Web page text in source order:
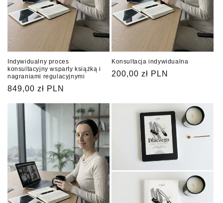
:
Indywidualny proces
konsultacyjny wsparty książką i
nagraniami regulacyjnymi
Cena
849,00 zł PLN
Konsultacja indywidualna
Cena
200,00 zł PLN